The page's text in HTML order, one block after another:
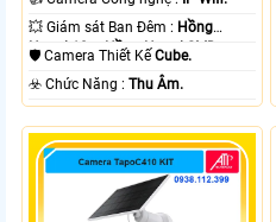
💥 Giám sát Ban Đêm : Hồng
Ngoại 10m Hồng Ngoại SMD.
🛡 Camera Thiết KếCube.
️☣️ Chức Năng :Thu Âm.